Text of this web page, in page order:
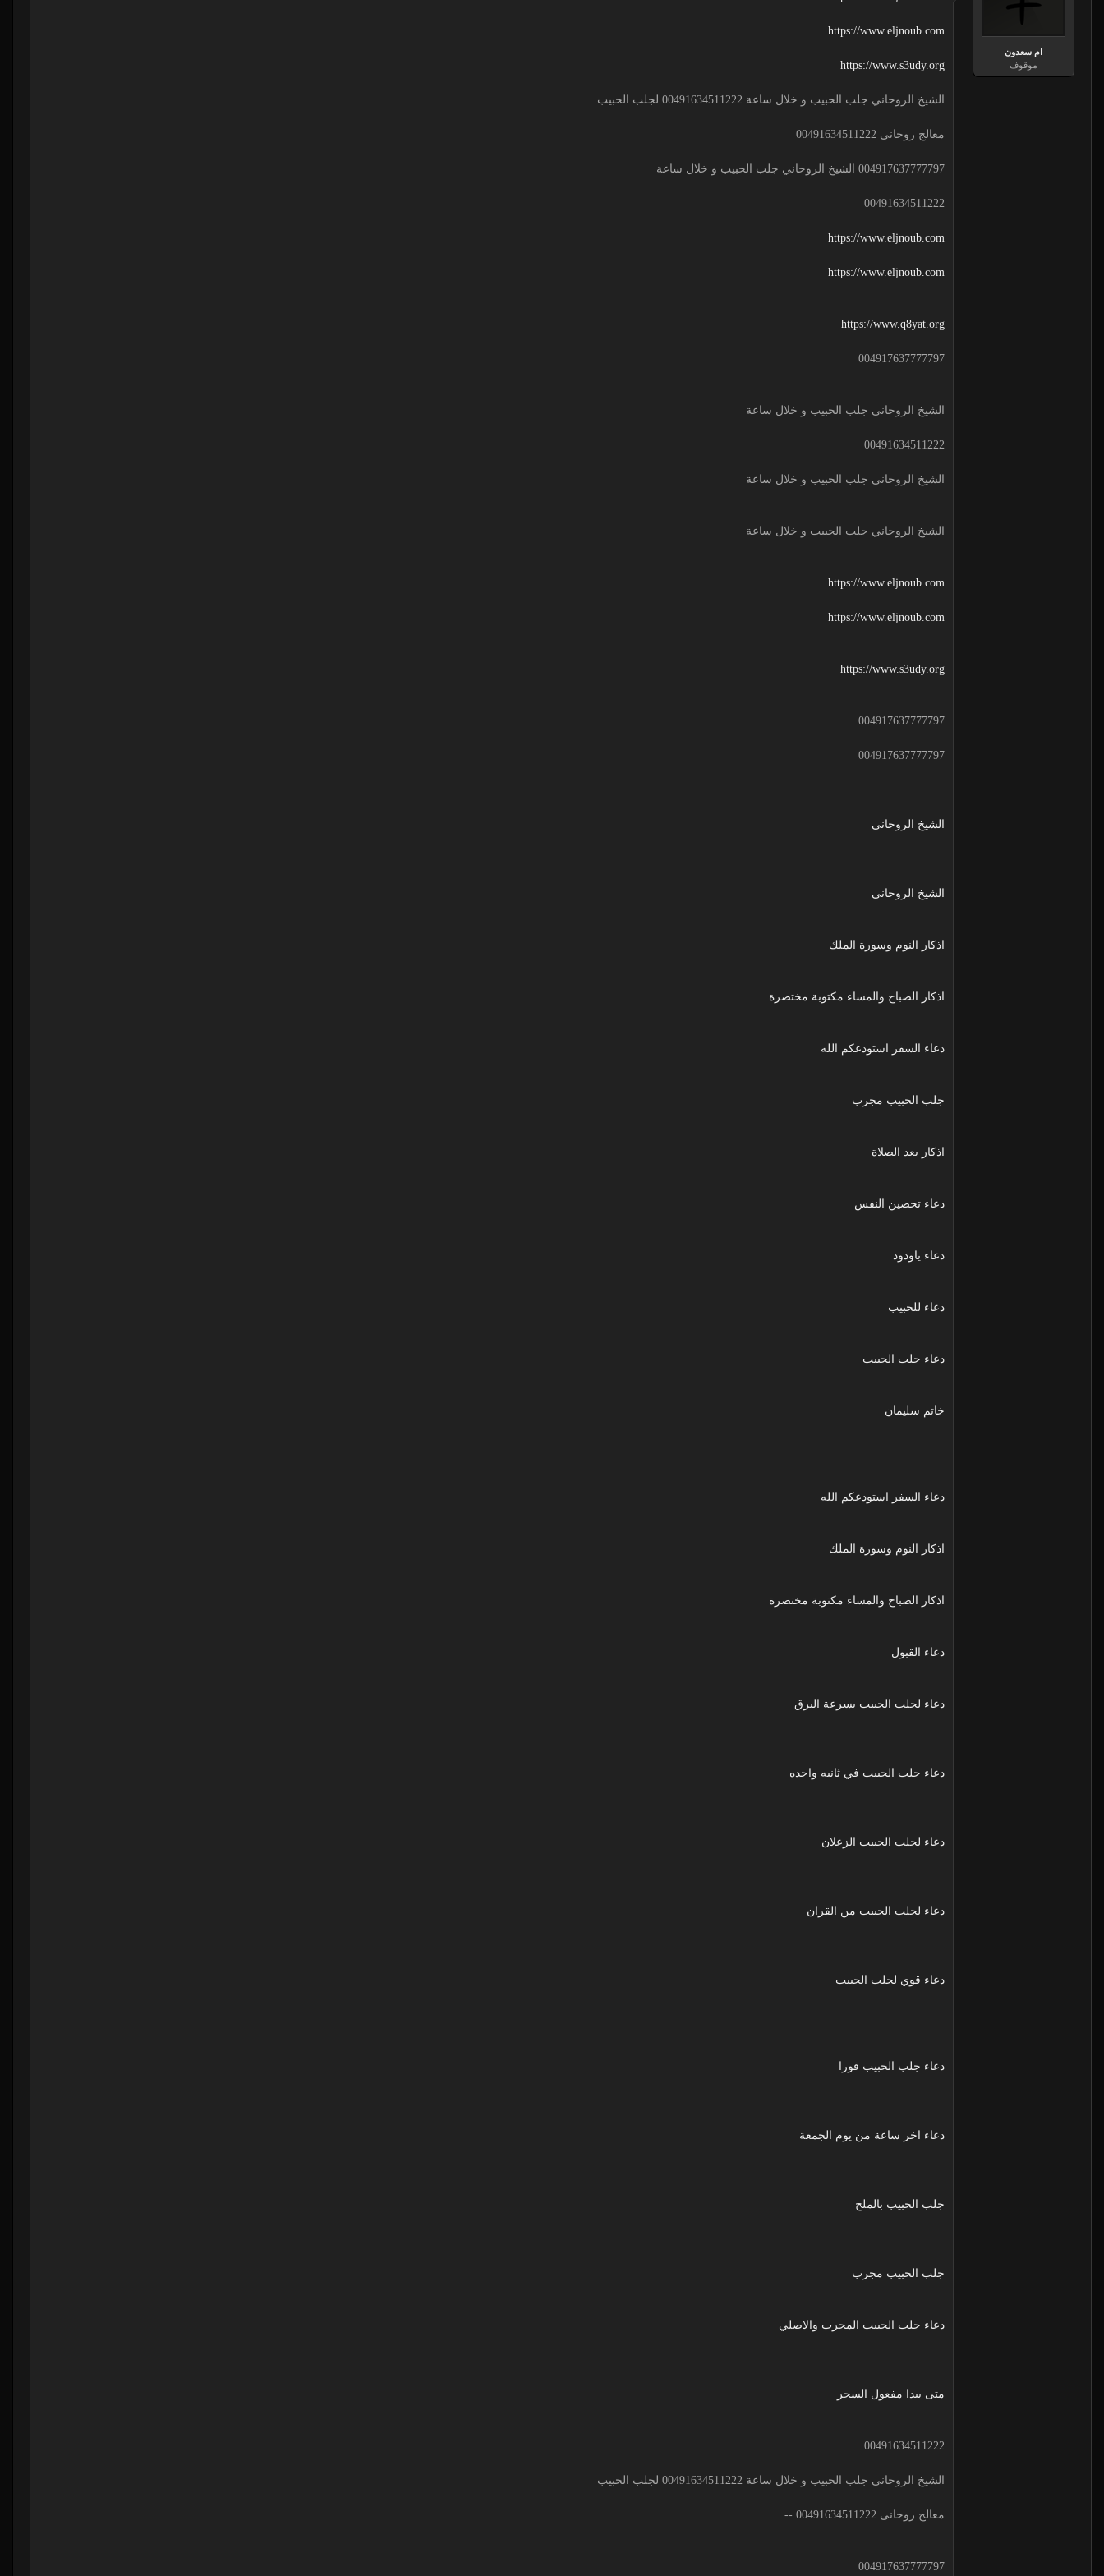
ام سعدون
موقوف
https://www.eljnoub.com
https://www.s3udy.org
الشيخ الروحاني جلب الحبيب و خلال ساعة 00491634511222 لجلب الحبيب
معالج روحانى 00491634511222
004917637777797 الشيخ الروحاني جلب الحبيب و خلال ساعة
00491634511222
https://www.eljnoub.com
https://www.eljnoub.com
https://www.q8yat.org
004917637777797
الشيخ الروحاني جلب الحبيب و خلال ساعة
00491634511222
الشيخ الروحاني جلب الحبيب و خلال ساعة
الشيخ الروحاني جلب الحبيب و خلال ساعة
https://www.eljnoub.com
https://www.eljnoub.com
https://www.s3udy.org
004917637777797
004917637777797
الشيخ الروحاني
الشيخ الروحاني
اذكار النوم وسورة الملك
اذكار الصباح والمساء مكتوبة مختصرة
دعاء السفر استودعكم الله
جلب الحبيب مجرب
اذكار بعد الصلاة
دعاء تحصين النفس
دعاء ياودود
دعاء للحبيب
دعاء جلب الحبيب
خاتم سليمان
دعاء السفر استودعكم الله
اذكار النوم وسورة الملك
اذكار الصباح والمساء مكتوبة مختصرة
دعاء القبول
دعاء لجلب الحبيب بسرعة البرق
دعاء جلب الحبيب في ثانيه واحده
دعاء لجلب الحبيب الزعلان
دعاء لجلب الحبيب من القران
دعاء قوي لجلب الحبيب
دعاء جلب الحبيب فورا
دعاء اخر ساعة من يوم الجمعة
جلب الحبيب بالملح
جلب الحبيب مجرب
دعاء جلب الحبيب المجرب والاصلي
متى يبدا مفعول السحر
00491634511222
الشيخ الروحاني جلب الحبيب و خلال ساعة 00491634511222 لجلب الحبيب
معالج روحانى 00491634511222 --
004917637777797